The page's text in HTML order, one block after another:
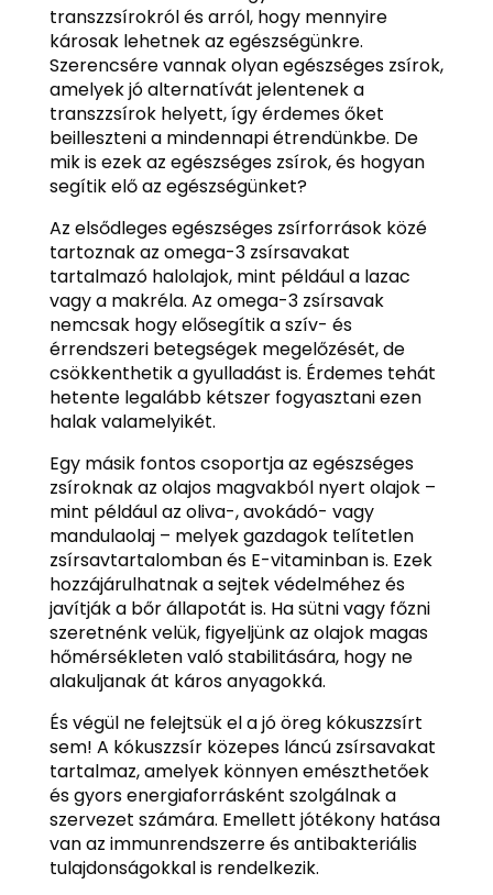
transzzsírokról és arról, hogy mennyire
károsak lehetnek az egészségünkre.
Szerencsére vannak olyan egészséges zsírok,
amelyek jó alternatívát jelentenek a
transzzsírok helyett, így érdemes őket
beilleszteni a mindennapi étrendünkbe. De
mik is ezek az egészséges zsírok, és hogyan
segítik elő az egészségünket?
Az elsődleges egészséges zsírforrások közé
tartoznak az omega-3 zsírsavakat
tartalmazó halolajok, mint például a lazac
vagy a makréla. Az omega-3 zsírsavak
nemcsak hogy elősegítik a szív- és
érrendszeri betegségek megelőzését, de
csökkenthetik a gyulladást is. Érdemes tehát
hetente legalább kétszer fogyasztani ezen
halak valamelyikét.
Egy másik fontos csoportja az egészséges
zsíroknak az olajos magvakból nyert olajok –
mint például az oliva-, avokádó- vagy
mandulaolaj – melyek gazdagok telítetlen
zsírsavtartalomban és E-vitaminban is. Ezek
hozzájárulhatnak a sejtek védelméhez és
javítják a bőr állapotát is. Ha sütni vagy főzni
szeretnénk velük, figyeljünk az olajok magas
hőmérsékleten való stabilitására, hogy ne
alakuljanak át káros anyagokká.
És végül ne felejtsük el a jó öreg kókuszzsírt
sem! A kókuszzsír közepes láncú zsírsavakat
tartalmaz, amelyek könnyen emészthetőek
és gyors energiaforrásként szolgálnak a
szervezet számára. Emellett jótékony hatása
van az immunrendszerre és antibakteriális
tulajdonságokkal is rendelkezik.